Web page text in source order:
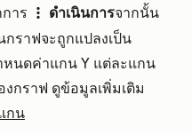
าร
verticalMenu ดำเนินการจากนั้น
กราฟจะถูกแปลงเป็น
นดค่าแกน Y แต่ละแกน
กราฟ ดูข้อมูลเพิ่มเติม
กน